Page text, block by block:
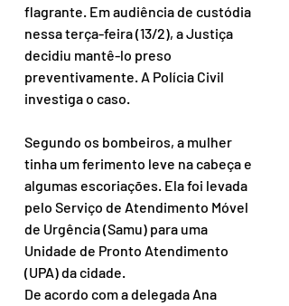
flagrante. Em audiência de custódia
nessa terça-feira (13/2), a Justiça
decidiu mantê-lo preso
preventivamente. A Polícia Civil
investiga o caso.
Segundo os bombeiros, a mulher
tinha um ferimento leve na cabeça e
algumas escoriações. Ela foi levada
pelo Serviço de Atendimento Móvel
de Urgência (Samu) para uma
Unidade de Pronto Atendimento
(UPA) da cidade.
De acordo com a delegada Ana